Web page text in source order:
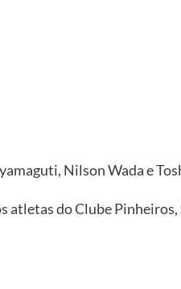
Nilson Wada e
atletas do Clube Pinheiros,